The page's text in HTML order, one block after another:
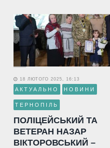
18 ЛЮТОГО 2025, 16:13
АКТУАЛЬНО НОВИНИ
ТЕРНОПІЛЬ
ПОЛІЦЕЙСЬКИЙ ТА
ВЕТЕРАН НАЗАР
ВІКТОРОВСЬКИЙ –